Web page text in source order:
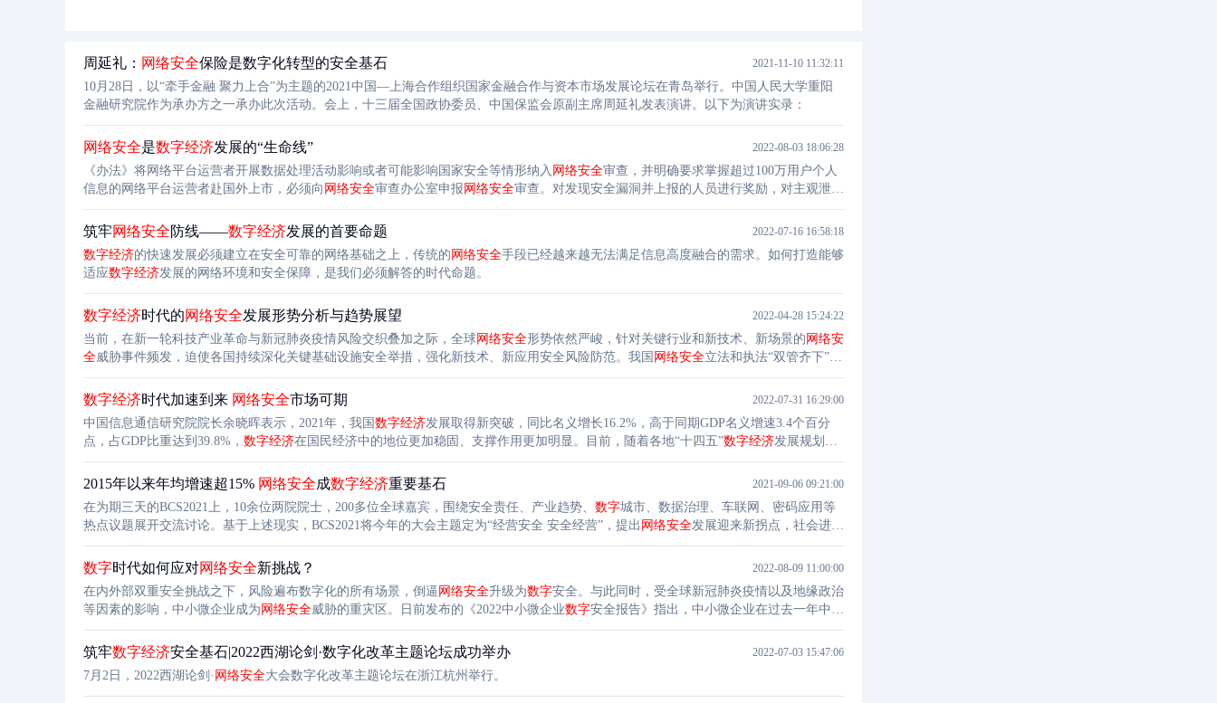
周延礼： 网络安全保险是数字化转型的安全基石 2021-11-10 11:32:11
10月28日，以“牵手金融 聚力上合”为主题的2021中国—上海合作组织国家金融合作与资本市场发展论坛在青岛举行。中国人民大学重阳
金融研究院作为承办方之一承办此次活动。会上，十三届全国政协委员、中国保监会原副主席周延礼发表演讲。以下为演讲实录：
网络安全是数字经济发展的“生命线” 2022-08-03 18:06:28
《办法》将网络平台运营者开展数据处理活动影响或者可能影响国家安全等情形纳入 网络安全审查，并明确要求掌握超过100万用户个人
信息的网络平台运营者赴国外上市，必须向 网络安全审查办公室申报 网络安全审查。对发现安全漏洞并上报的人员进行奖励，对主观泄露
数据的人员进行惩处。
筑牢网络安全防线——数字经济发展的首要命题 2022-07-16 16:58:18
数字经济的快速发展必须建立在安全可靠的网络基础之上，传统的 网络安全手段已经越来越无法满足信息高度融合的需求。如何打造能够
适应数字经济发展的网络环境和安全保障，是我们必须解答的时代命题。
数字经济时代的网络安全发展形势分析与趋势展望 2022-04-28 15:24:22
当前，在新一轮科技产业革命与新冠肺炎疫情风险交织叠加之际，全球网络安全形势依然严峻，针对关键行业和新技术、新场景的 网络安
全威胁事件频发，迫使各国持续深化关键基础设施安全举措，强化新技术、新应用安全风险防范。我国 网络安全立法和执法“双管齐下”，
全力捍卫网络空间安全。受益于政策加码和安全需求释放，网络安全产业迎来复苏回暖。展望“十四五”时期，我国数字经济转向深化发展
新阶段，为应对安全新形势、新挑战，网
数字经济时代加速到来 网络安全市场可期 2022-07-31 16:29:00
中国信息通信研究院院长余晓晖表示，2021年，我国 数字经济发展取得新突破，同比名义增长16.2%，高于同期GDP名义增速3.4个百分
点，占GDP比重达到39.8%， 数字经济在国民经济中的地位更加稳固、支撑作用更加明显。目前，随着各地“十四五”数字经济发展规划加
速落地，数字经济已逐渐成为国民经济增长重要支撑。美国威瑞森的统计显示，数据泄露事件中，82%和内部人有关。
2015年以来年均增速超15% 网络安全成数字经济重要基石 2021-09-06 09:21:00
在为期三天的BCS2021上，10余位两院院士，200多位全球嘉宾，围绕安全责任、产业趋势、 数字城市、数据治理、车联网、密码应用等
热点议题展开交流讨论。基于上述现实，BCS2021将今年的大会主题定为“经营安全 安全经营”，提出 网络安全发展迎来新拐点，社会进入
数据驱动新阶段，网络安全已成为数字化发展的前提。
数字时代如何应对网络安全新挑战？ 2022-08-09 11:00:00
在内外部双重安全挑战之下，风险遍布数字化的所有场景，倒逼 网络安全升级为数字安全。与此同时，受全球新冠肺炎疫情以及地缘政治
等因素的影响，中小微企业成为 网络安全威胁的重灾区。日前发布的《2022中小微企业数字安全报告》指出，中小微企业在过去一年中遭
受的网络攻击次数呈现上升趋势。同时还要及时制定针对各类问题的应急预案并适时开展实战演练，提升重大安全事件的应急处置能力。
筑牢数字经济安全基石|2022西湖论剑·数字化改革主题论坛成功举办 2022-07-03 15:47:06
7月2日，2022西湖论剑· 网络安全大会数字化改革主题论坛在浙江杭州举行。